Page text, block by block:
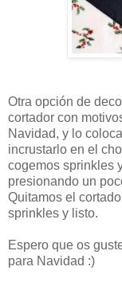
Otra opción de
cortador con
Navidad, y lo
incrustarlo en el
cogemos sprinkles
presionando un
Quitamos el
sprinkles y listo.
Espero que os
para Navidad :)